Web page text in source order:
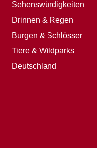
Sehenswürdigkeiten
Drinnen & Regen
Burgen & Schlösser
Tiere & Wildparks
Deutschland